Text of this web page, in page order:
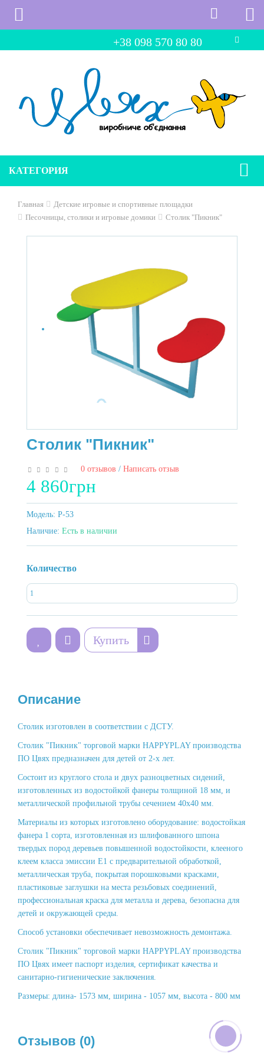
+38 098 570 80 80
КАТЕГОРИЯ
Главная
Детские игровые и спортивные площадки
Песочницы, столики и игровые домики
Столик "Пикник"
Столик "Пикник"
0 отзывов / Написать отзыв
4 860грн
Модель: P-53
Наличие: Есть в наличии
Количество
Купить
Описание
Столик изготовлен в соответствии с ДСТУ.
Столик "Пикник" торговой марки HAPPYPLAY производства
ПО Цвях предназначен для детей от 2-х лет.
Состоит из круглого стола и двух разноцветных сидений,
изготовленных из водостойкой фанеры толщиной 18 мм, и
металлической профильной трубы сечением 40х40 мм.
Материалы из которых изготовлено оборудование: водостойкая
фанера 1 сорта, изготовленная из шлифованного шпона
твердых пород деревьев повышенной водостойкости, клееного
клеем класса эмиссии Е1 с предварительной обработкой,
металлическая труба, покрытая порошковыми красками,
пластиковые заглушки на места резьбовых соединений,
профессиональная краска для металла и дерева, безопасна для
детей и окружающей среды.
Способ установки обеспечивает невозможность демонтажа.
Столик "Пикник" торговой марки HAPPYPLAY производства
ПО Цвях имеет паспорт изделия, сертификат качества и
санитарно-гигиенические заключения.
Размеры: длина- 1573 мм, ширина - 1057 мм, высота - 800 мм
Отзывов (0)